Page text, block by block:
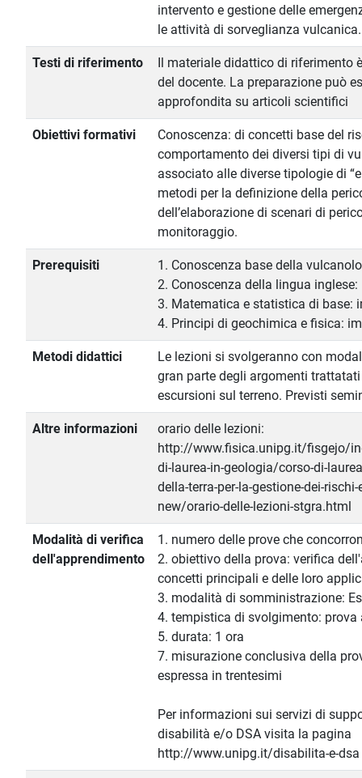
intervento e gestione delle
le attività di sorveglianza vulcanica.
Testi di riferimento
Il materiale didattico di riferimento
del docente. La preparazione può
approfondita su articoli scientifici
Obiettivi formativi
Conoscenza: di concetti base del
comportamento dei diversi tipi di
associato alle diverse tipologie di
metodi per la definizione della
dell’elaborazione di scenari di
monitoraggio.
Prerequisiti
1. Conoscenza base della
2. Conoscenza della lingua
3. Matematica e statistica di base:
4. Principi di geochimica e fisica:
Metodi didattici
Le lezioni si svolgeranno con
gran parte degli argomenti
escursioni sul terreno. Previsti
Altre informazioni
orario delle lezioni:
http://www.fisica.unipg.it/fisgejo/
di-laurea-in-geologia/corso-di-
della-terra-per-la-gestione-dei-
new/orario-delle-lezioni-stgra.html
Modalità di verifica
dell'apprendimento
1. numero delle prove che
2. obiettivo della prova: verifica
concetti principali e delle loro
3. modalità di somministrazione:
4. tempistica di svolgimento: prova
5. durata: 1 ora
7. misurazione conclusiva della
espressa in trentesimi
Per informazioni sui servizi di
disabilità e/o DSA visita la pagina
http://www.unipg.it/disabilita-e-dsa